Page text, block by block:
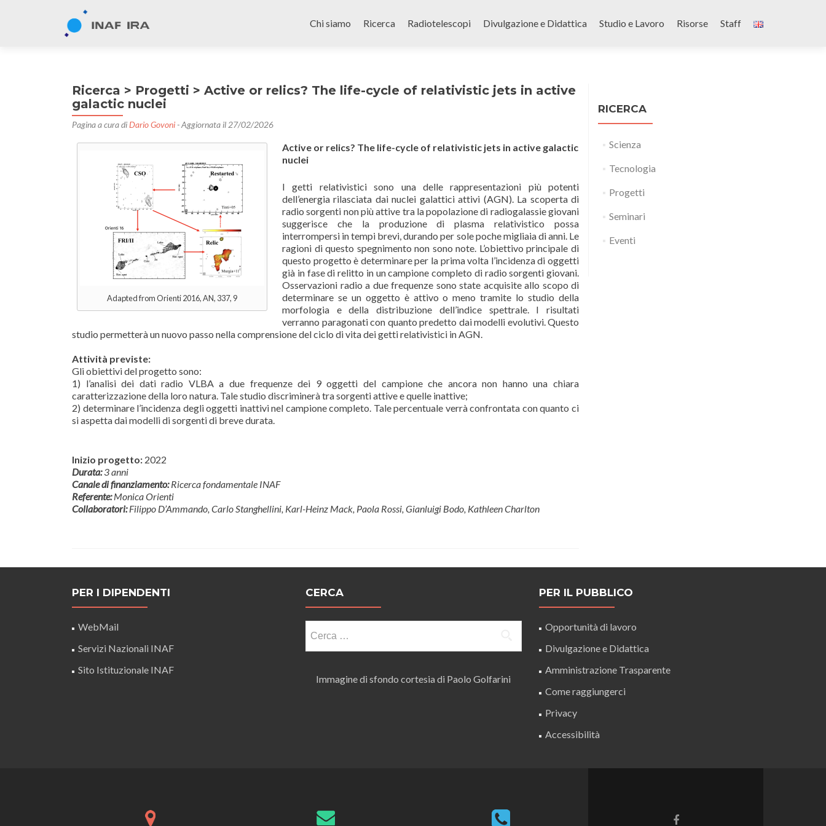
to
Chi siamo Ricerca Radiotelescopi Divulgazione e Didattica Studio e Lavoro Risorse Staff
Ricerca > Progetti > Active or relics? The life-cycle of relativistic jets in active
galactic nuclei
Pagina a cura diDario Govoni- Aggiornata il 27/02/2026
Adapted from Orienti 2016, AN, 337, 9
Active or relics? The life-cycle of relativistic jets in active galactic
nuclei
I getti relativistici sono una delle rappresentazioni più potenti
dell’energia rilasciata dai nuclei galattici attivi (AGN). La scoperta di
radio sorgenti non più attive tra la popolazione di radiogalassie giovani
suggerisce che la produzione di plasma relativistico possa
interrompersi in tempi brevi, durando per sole poche migliaia di anni. Le
ragioni di questo spegnimento non sono note. L’obiettivo principale di
questo progetto è determinare per la prima volta l’incidenza di oggetti
già in fase di relitto in un campione completo di radio sorgenti giovani.
Osservazioni radio a due frequenze sono state acquisite allo scopo di
determinare se un oggetto è attivo o meno tramite lo studio della
morfologia e della distribuzione dell’indice spettrale. I risultati
verranno paragonati con quanto predetto dai modelli evolutivi. Questo
studio permetterà un nuovo passo nella comprensione del ciclo di vita dei getti relativistici in AGN.
Attività previste:
Gli obiettivi del progetto sono:
1) l’analisi dei dati radio VLBA a due frequenze dei 9 oggetti del campione che ancora non hanno una chiara
caratterizzazione della loro natura. Tale studio discriminerà tra sorgenti attive e quelle inattive;
2) determinare l’incidenza degli oggetti inattivi nel campione completo. Tale percentuale verrà confrontata con quanto ci
si aspetta dai modelli di sorgenti di breve durata.
Inizio progetto: 2022
Durata:3 anni
Canale di finanziamento:Ricerca fondamentale INAF
Referente:Monica Orienti
Collaboratori:Filippo D’Ammando, Carlo Stanghellini, Karl-Heinz Mack, Paola Rossi, Gianluigi Bodo, Kathleen Charlton
RICERCA
Scienza
Tecnologia
Progetti
Seminari
Eventi
PER I DIPENDENTI
WebMail
Servizi Nazionali INAF
Sito Istituzionale INAF
CERCA
per:
Immagine di sfondo cortesia di Paolo Golfarini
PER IL PUBBLICO
Opportunità di lavoro
Divulgazione e Didattica
Amministrazione Trasparente
Come raggiungerci
Privacy
Accessibilità